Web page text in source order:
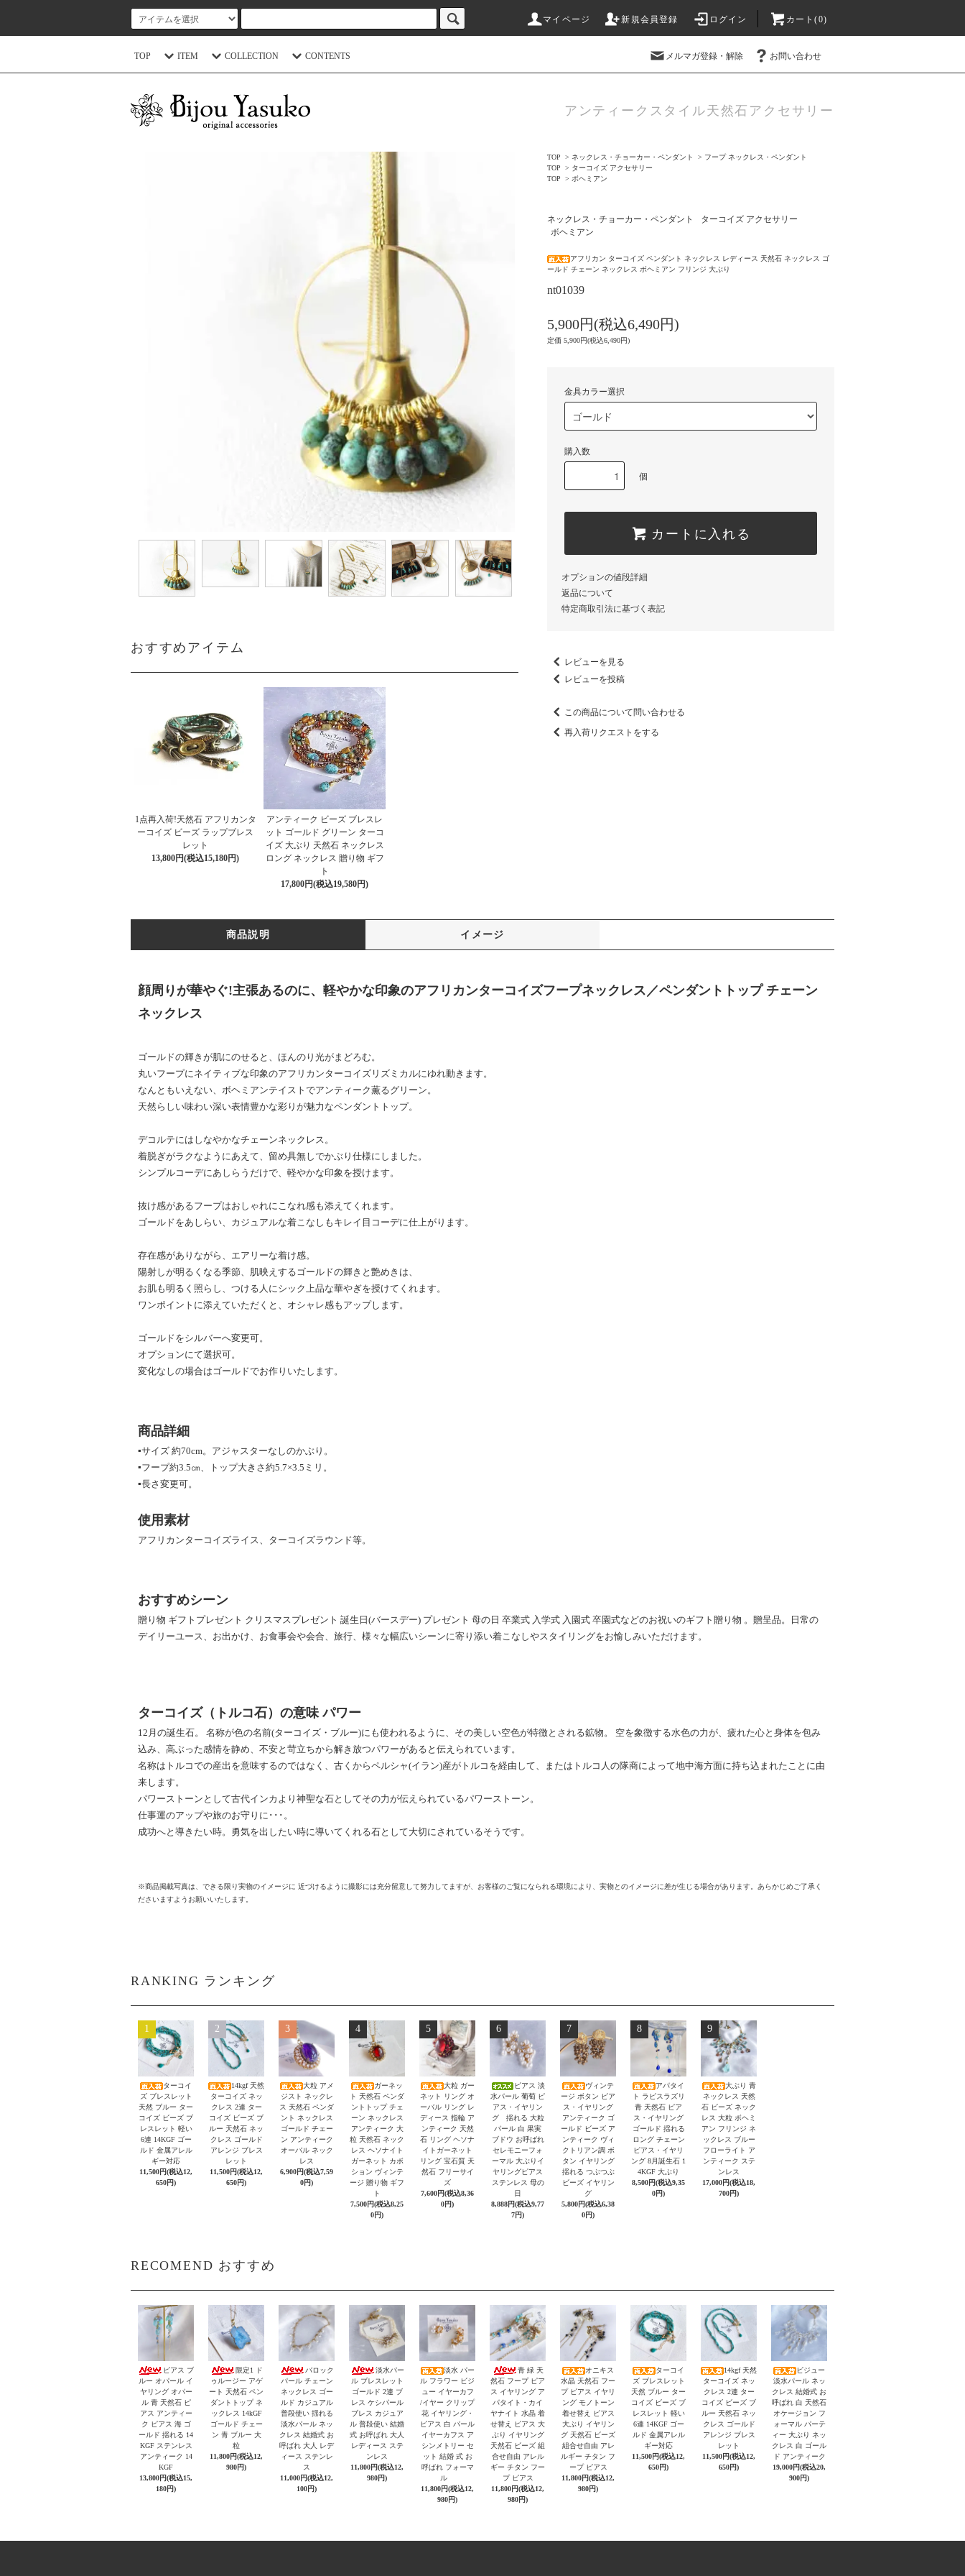
マイページ 新規会員登録 ログイン カート(0)
TOP ITEM COLLECTION CONTENTS メルマガ登録・解除 お問い合わせ
アンティークスタイル天然石アクセサリー
おすすめアイテム
1点再入荷!天然石 アフリカンタ
ーコイズ ビーズ ラップブレス
レット
13,800円(税込15,180円)
アンティーク ビーズ ブレスレ
ット ゴールド グリーン ターコ
イズ 大ぶり 天然石 ネックレス
ロング ネックレス 贈り物 ギフ
ト
17,800円(税込19,580円)
TOP > ネックレス・チョーカー・ペンダント > フープ ネックレス・ペンダント
TOP
> ターコイズ アクセサリー
TOP
> ボヘミアン
ネックレス・チョーカー・ペンダント
ターコイズ アクセサリー
ボヘミアン
アフリカン ターコイズ ペンダント ネックレス レディース 天然石 ネックレス ゴ
ールド チェーン ネックレス ボヘミアン フリンジ 大ぶり
nt01039
5,900円(税込6,490円)
定価 5,900円(税込6,490円)
金具カラー選択
購入数
個
カートに入れる
オプションの値段詳細
返品について
特定商取引法に基づく表記
レビューを見る
レビューを投稿
この商品について問い合わせる
再入荷リクエストをする
商品説明 イメージ
顔周りが華やぐ!主張あるのに、軽やかな印象のアフリカンターコイズフープネックレス／ペンダントトップ チェーン
ネックレス
ゴールドの輝きが肌にのせると、ほんのり光がまどろむ。
丸いフープにネイティブな印象のアフリカンターコイズリズミカルにゆれ動きます。
なんともいえない、ボヘミアンテイストでアンティーク薫るグリーン。
天然らしい味わい深い表情豊かな彩りが魅力なペンダントトップ。
デコルテにはしなやかなチェーンネックレス。
着脱ぎがラクなようにあえて、留め具無しでかぶり仕様にしました。
シンプルコーデにあしらうだけで、軽やかな印象を授けます。
抜け感があるフープはおしゃれにこなれ感も添えてくれます。
ゴールドをあしらい、カジュアルな着こなしもキレイ目コーデに仕上がります。
存在感がありながら、エアリーな着け感。
陽射しが明るくなる季節、肌映えするゴールドの輝きと艶めきは、
お肌も明るく照らし、つける人にシック上品な華やぎを授けてくれます。
ワンポイントに添えていただくと、オシャレ感もアップします。
ゴールドをシルバーへ変更可。
オプションにて選択可。
変化なしの場合はゴールドでお作りいたします。
商品詳細
▪サイズ 約70cm。アジャスターなしのかぶり。
▪フープ約3.5㎝、トップ大きさ約5.7×3.5ミリ。
▪長さ変更可。
使用素材
アフリカンターコイズライス、ターコイズラウンド等。
おすすめシーン
贈り物 ギフトプレゼント クリスマスプレゼント 誕生日(バースデー) プレゼント 母の日 卒業式 入学式 入園式 卒園式などのお祝いのギフト贈り物 。贈呈品。日常の
デイリーユース、お出かけ、お食事会や会合、旅行、様々な幅広いシーンに寄り添い着こなしやスタイリングをお愉しみいただけます。
ターコイズ（トルコ石）の意味 パワー
12月の誕生石。 名称が色の名前(ターコイズ・ブルー)にも使われるように、その美しい空色が特徴とされる鉱物。 空を象徴する水色の力が、疲れた心と身体を包み
込み、高ぶった感情を静め、不安と苛立ちから解き放つパワーがあると伝えられています。
名称はトルコでの産出を意味するのではなく、古くからペルシャ(イラン)産がトルコを経由して、またはトルコ人の隊商によって地中海方面に持ち込まれたことに由
来します。
パワーストーンとして古代インカより神聖な石としてその力が伝えられているパワーストーン。
仕事運のアップや旅のお守りに･･･。
成功へと導きたい時。勇気を出したい時に導いてくれる石として大切にされているそうです。
※商品掲載写真は、できる限り実物のイメージに 近づけるように撮影には充分留意して努力してますが、お客様のご覧になられる環境により、実物とのイメージに差が生じる場合があります。あらかじめご了承く
ださいますようお願いいたします。
RANKING ランキング
1
ターコイ
ズ ブレスレット
天然 ブルー ター
コイズ ビーズ ブ
レスレット 軽い
6連 14KGF ゴー
ルド 金属アレル
ギー対応
11,500円(税込12,
650円)
2
14kgf 天然
ターコイズ ネッ
クレス 2連 ター
コイズ ビーズ ブ
ルー 天然石 ネッ
クレス ゴールド
アレンジ ブレス
レット
11,500円(税込12,
650円)
3
大粒 アメ
ジスト ネックレ
ス 天然石 ペンダ
ント ネックレス
ゴールド チェー
ン アンティーク
オーバル ネック
レス
6,900円(税込7,59
0円)
4
ガーネッ
ト 天然石 ペンダ
ントトップ チェ
ーン ネックレス
アンティーク 大
粒 天然石 ネック
レス ヘソナイト
ガーネット カボ
ション ヴィンテ
ージ 贈り物 ギフ
ト
7,500円(税込8,25
0円)
5
大粒 ガー
ネット リング オ
ーバル リング レ
ディース 指輪 ア
ンティーク 天然
石 リング ヘソナ
イトガーネット
リング 宝石質 天
然石 フリーサイ
ズ
7,600円(税込8,36
0円)
6
ピアス 淡
水パール 葡萄 ピ
アス・イヤリン
グ 揺れる 大粒
パール 白 果実
ブドウ お呼ばれ
セレモニーフォ
ーマル 大ぶりイ
ヤリングピアス
ステンレス 母の
日
8,888円(税込9,77
7円)
7
ヴィンテ
ージ ボタン ピア
ス・イヤリング
アンティーク ゴ
ールド ビーズ ア
ンティーク ヴィ
クトリアン調 ボ
タン イヤリング
揺れる つぶつぶ
ビーズ イヤリン
グ
5,800円(税込6,38
0円)
8
アパタイ
ト ラピスラズリ
青 天然石 ピア
ス・イヤリング
ゴールド 揺れる
ロング チェーン
ピアス・イヤリ
ング 8月誕生石 1
4KGF 大ぶり
8,500円(税込9,35
0円)
9
大ぶり 青
ネックレス 天然
石 ビーズ ネック
レス 大粒 ボヘミ
アン フリンジ ネ
ックレス ブルー
フローライト ア
ンティーク ステ
ンレス
17,000円(税込18,
700円)
RECOMEND おすすめ
ピアス ブ
ルー オパール イ
ヤリング オパー
ル 青 天然石 ピ
アス アンティー
ク ピアス 海 ゴ
ールド 揺れる 14
KGF ステンレス
アンティーク 14
KGF
13,800円(税込15,
180円)
限定1 ド
ゥルージー アゲ
ート 天然石 ペン
ダントトップ ネ
ックレス 14kGF
ゴールド チェー
ン 青 ブルー 大
粒
11,800円(税込12,
980円)
バロック
パール チェーン
ネックレス ゴー
ルド カジュアル
普段使い 揺れる
淡水パール ネッ
クレス 結婚式 お
呼ばれ 大人 レデ
ィース ステンレ
ス
11,000円(税込12,
100円)
淡水パー
ル ブレスレット
ゴールド 2連 ブ
レス ケシパール
ブレス カジュア
ル 普段使い 結婚
式 お呼ばれ 大人
レディース ステ
ンレス
11,800円(税込12,
980円)
淡水 パー
ル フラワー ビジ
ュー イヤーカフ
/イヤー クリップ
花 イヤリング・
ピアス 白 パール
イヤーカフス ア
シンメトリー セ
ット 結婚 式 お
呼ばれ フォーマ
ル
11,800円(税込12,
980円)
青 緑 天
然石 フープ ピア
ス イヤリング ア
パタイト・カイ
ヤナイト 水晶 着
せ替え ピアス 大
ぶり イヤリング
天然石 ビーズ 組
合せ自由 アレル
ギー チタン フー
プ ピアス
11,800円(税込12,
980円)
オニキス
水晶 天然石 フー
プ ピアス イヤリ
ング モノトーン
着せ替え ピアス
大ぶり イヤリン
グ 天然石 ビーズ
組合せ自由 アレ
ルギー チタン フ
ープ ピアス
11,800円(税込12,
980円)
ターコイ
ズ ブレスレット
天然 ブルー ター
コイズ ビーズ ブ
レスレット 軽い
6連 14KGF ゴー
ルド 金属アレル
ギー対応
11,500円(税込12,
650円)
14kgf 天然
ターコイズ ネッ
クレス 2連 ター
コイズ ビーズ ブ
ルー 天然石 ネッ
クレス ゴールド
アレンジ ブレス
レット
11,500円(税込12,
650円)
ビジュー
淡水パール ネッ
クレス 結婚式 お
呼ばれ 白 天然石
オケージョン フ
ォーマル パーテ
ィー 大ぶり ネッ
クレス 白 ゴール
ド アンティーク
19,000円(税込20,
900円)